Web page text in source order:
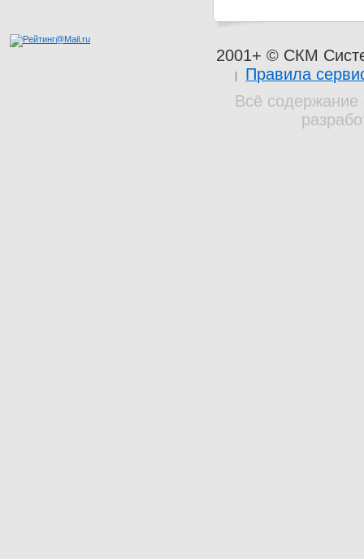
2001+ © СКМ
Правила
Всё содержание